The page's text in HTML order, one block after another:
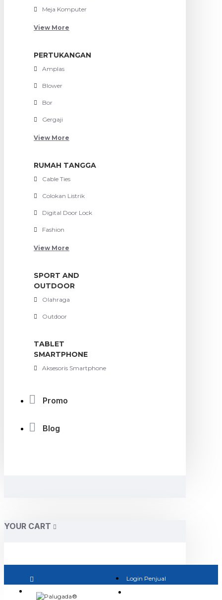
Meja Komputer
View More
PERTUKANGAN
Amplas
Blower
Bor
Gergaji
View More
RUMAH TANGGA
Cable Ties
Colokan Listrik
Digital Door Lock
Fashion
View More
SPORT AND
OUTDOOR
Olahraga
Outdoor
TABLET
SMARTPHONE
Aksesoris Smartphone
Promo
Blog
YOUR CART
Login Penjual